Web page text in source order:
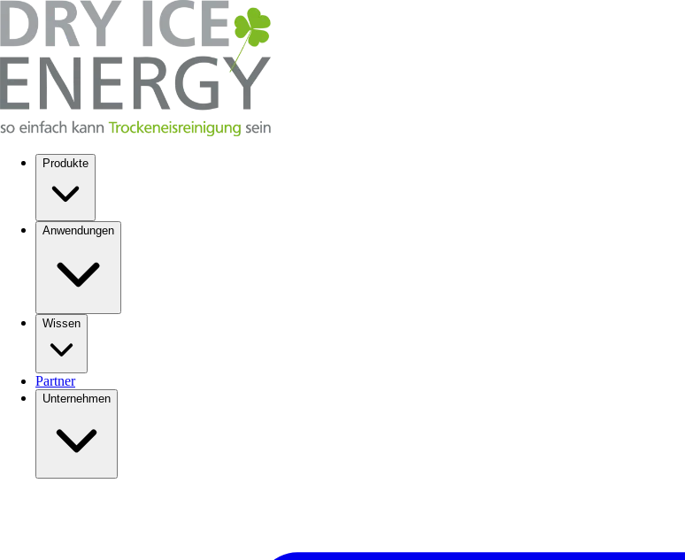
Produkte
Anwendungen
Wissen
Partner
Unternehmen